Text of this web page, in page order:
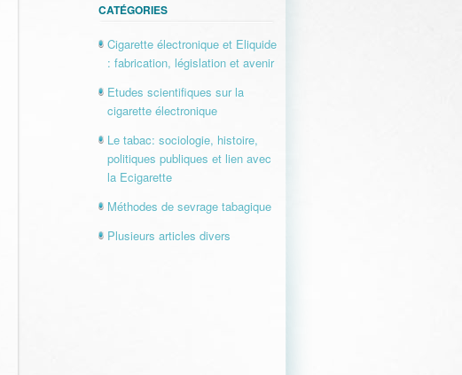
CATÉGORIES
Cigarette électronique et Eliquide
: fabrication, législation et avenir
Etudes scientifiques sur la
cigarette électronique
Le tabac: sociologie, histoire,
politiques publiques et lien avec
la Ecigarette
Méthodes de sevrage tabagique
Plusieurs articles divers